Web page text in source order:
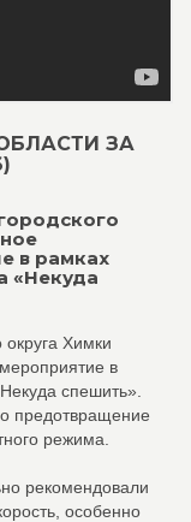
ЗА
в рамках
«Некуда
округа Химки
в
спешить».
предотвращение
режима.
рекомендовали
особенно